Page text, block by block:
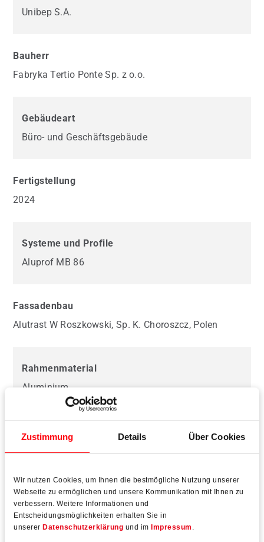
Zustimmung Details Über Cookies
Wir nutzen Cookies, um Ihnen die bestmögliche Nutzung unserer
Webseite zu ermöglichen und unsere Kommunikation mit Ihnen zu
verbessern. Weitere Informationen und
Entscheidungsmöglichkeiten erhalten Sie in
unserer Datenschutzerklärung und im Impressum .
Unibep S.A.
Bauherr
Fabryka Tertio Ponte Sp. z o.o.
Gebäudeart
Büro- und Geschäftsgebäude
Fertigstellung
2024
Systeme und Profile
Aluprof MB 86
Fassadenbau
Alutrast W Roszkowski, Sp. K. Choroszcz, Polen
Rahmenmaterial
Aluminium